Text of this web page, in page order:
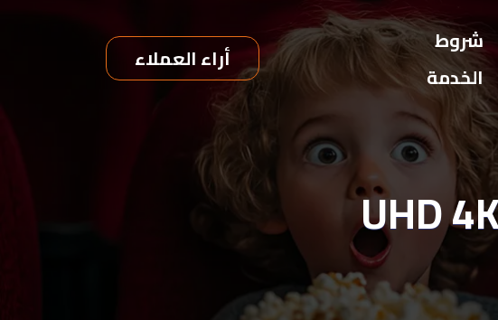
شروط
الخدمة
أراء العملاء